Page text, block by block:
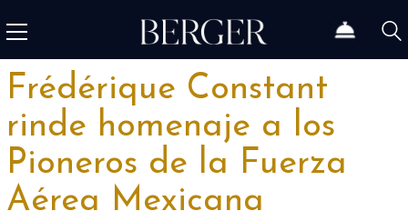
Frédérique Constant
rinde homenaje a los
Pioneros de la Fuerza
Aérea Mexicana